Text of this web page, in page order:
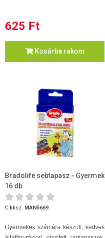
625 Ft
Kosárba rakom
Bradolife sebtapasz - Gyermek
16 db
Cikksz. MAN5669
Gyermekek számára készült, kedves